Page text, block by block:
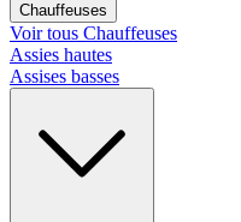
Chauffeuses
Voir tous Chauffeuses
Assies hautes
Assises basses